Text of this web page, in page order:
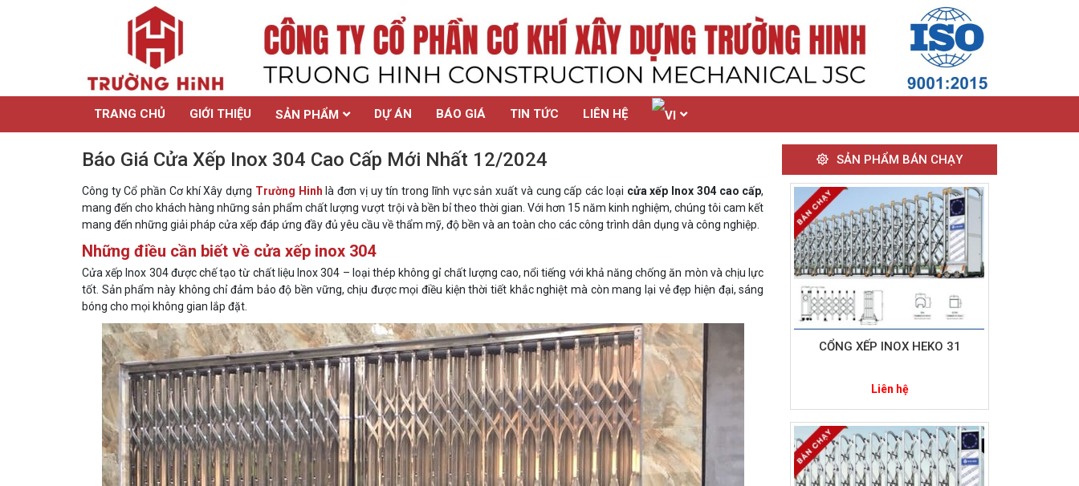
TRANG CHỦ GIỚI THIỆU SẢN PHẨM DỰ ÁN BÁO GIÁ TIN TỨC LIÊN HỆ
Báo Giá Cửa Xếp Inox 304 Cao Cấp Mới Nhất 12/2024
Công ty Cổ phần Cơ khí Xây dựng Trường Hinh là đơn vị uy tín trong lĩnh vực sản xuất và cung cấp các loại cửa xếp Inox 304 cao cấp,
mang đến cho khách hàng những sản phẩm chất lượng vượt trội và bền bỉ theo thời gian. Với hơn 15 năm kinh nghiệm, chúng tôi cam kết
mang đến những giải pháp cửa xếp đáp ứng đầy đủ yêu cầu về thẩm mỹ, độ bền và an toàn cho các công trình dân dụng và công nghiệp.
Những điều cần biết về cửa xếp inox 304
Cửa xếp Inox 304 được chế tạo từ chất liệu Inox 304 – loại thép không gỉ chất lượng cao, nổi tiếng với khả năng chống ăn mòn và chịu lực
tốt. Sản phẩm này không chỉ đảm bảo độ bền vững, chịu được mọi điều kiện thời tiết khắc nghiệt mà còn mang lại vẻ đẹp hiện đại, sáng
bóng cho mọi không gian lắp đặt.
SẢN PHẨM BÁN CHẠY
CỔNG XẾP INOX HEKO 31
Liên hệ